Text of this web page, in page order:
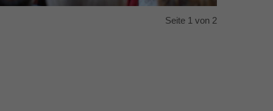
Seite 1 von 2